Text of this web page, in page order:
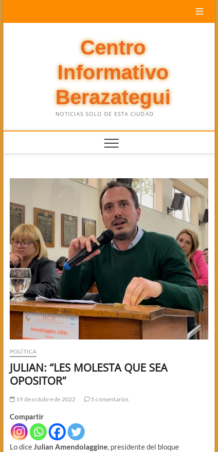
Centro
Informativo
Berazategui
NOTICIAS SOLO DE ESTA CIUDAD
POLÍTICA
JULIAN: “LES MOLESTA QUE SEA
OPOSITOR”
19 de octubre de 2022 5 comentarios
Compartir
Lo dice Julian Amendolaggine, presidente del bloque